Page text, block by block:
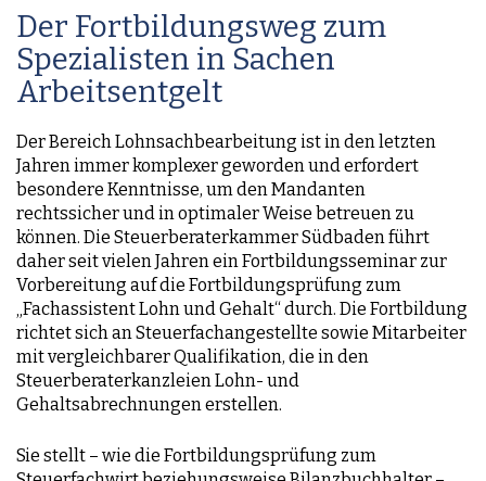
Der Fortbildungsweg zum
Spezialisten in Sachen
Arbeitsentgelt
Der Bereich Lohnsachbearbeitung ist in den letzten
Jahren immer komplexer geworden und erfordert
besondere Kenntnisse, um den Mandanten
rechtssicher und in optimaler Weise betreuen zu
können. Die Steuerberaterkammer Südbaden führt
daher seit vielen Jahren ein Fortbildungsseminar zur
Vorbereitung auf die Fortbildungsprüfung zum
„Fachassistent Lohn und Gehalt“ durch. Die Fortbildung
richtet sich an Steuerfachangestellte sowie Mitarbeiter
mit vergleichbarer Qualifikation, die in den
Steuerberaterkanzleien Lohn- und
Gehaltsabrechnungen erstellen.
Sie stellt – wie die Fortbildungsprüfung zum